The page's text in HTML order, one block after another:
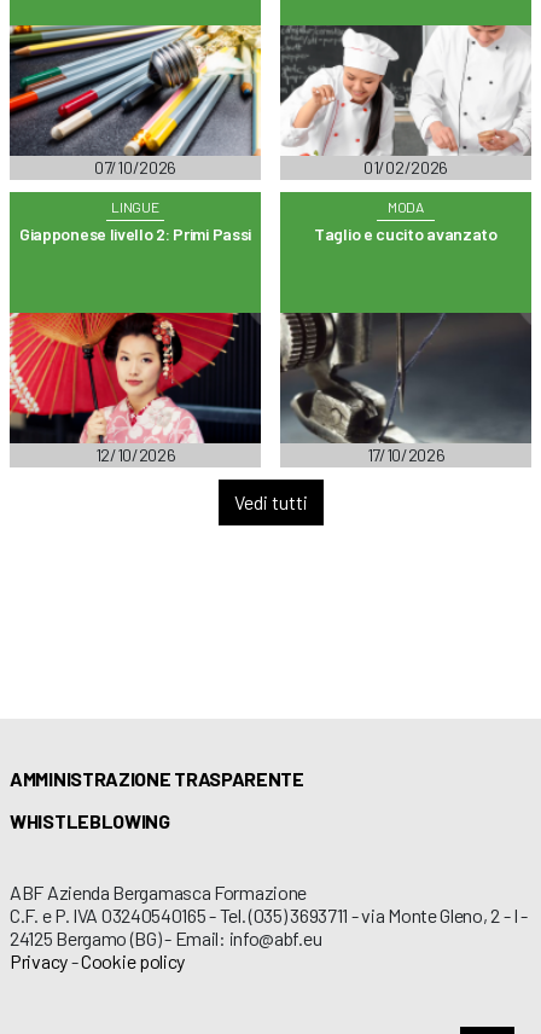
07/10/2026 01/02/2026
LINGUE
Giapponese livello 2: Primi Passi
12/10/2026
MODA
Taglio e cucito avanzato
17/10/2026
Vedi tutti
AMMINISTRAZIONE TRASPARENTE
WHISTLEBLOWING
ABF Azienda Bergamasca Formazione
C.F. e P. IVA 03240540165 - Tel. (035) 3693711 - via Monte Gleno, 2 - I -
24125 Bergamo (BG) - Email: info@abf.eu
Privacy-Cookie policy